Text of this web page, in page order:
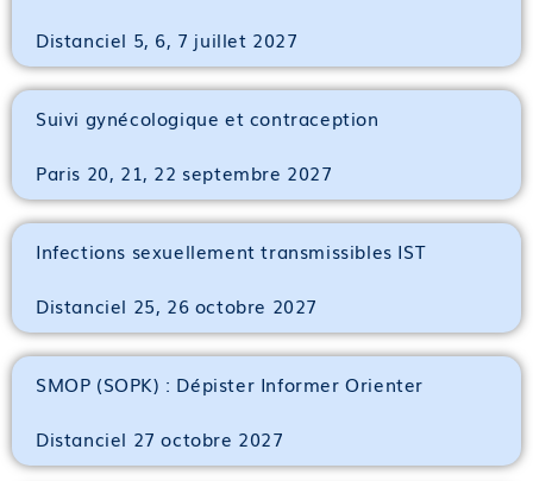
Distanciel 5, 6, 7 juillet 2027
Suivi gynécologique et contraception
Paris 20, 21, 22 septembre 2027
Infections sexuellement transmissibles IST
Distanciel 25, 26 octobre 2027
SMOP (SOPK) : Dépister Informer Orienter
Distanciel 27 octobre 2027